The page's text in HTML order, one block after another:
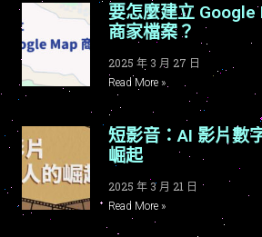
要怎麼建立 Google
商家檔案？
2025 年 3 月 27 日
Read More »
短影音：AI 影片數
崛起
2025 年 3 月 21 日
Read More »